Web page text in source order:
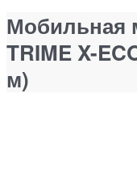
Мобильная
TRIME X-
м)